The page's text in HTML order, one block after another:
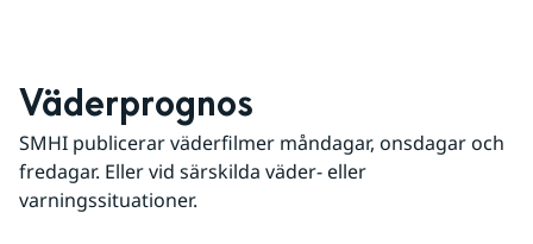
Väderprognos
SMHI publicerar väderfilmer måndagar, onsdagar och
fredagar. Eller vid särskilda väder- eller
varningssituationer.